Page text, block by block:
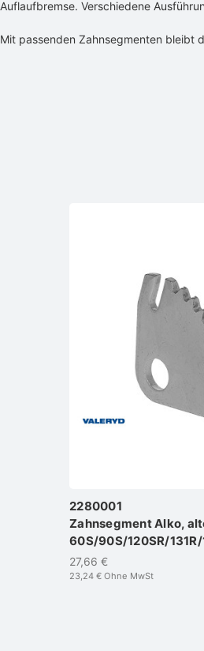
Auflaufbremse. Verschiedene
Mit passenden Zahnsegmenten bleibt
2280001
Zahnsegment Alko,
60S/90S/120SR/
27,66 €
23,24 € Ohne MwSt